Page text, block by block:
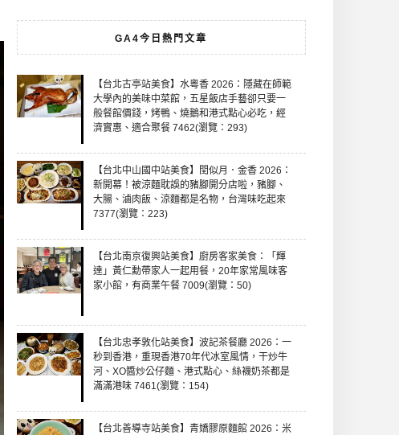
GA4今日熱門文章
【台北古亭站美食】水粵香 2026：隱藏在師範
大學內的美味中菜館，五星飯店手藝卻只要一
般餐館價錢，烤鴨、燒鵝和港式點心必吃，經
濟實惠、適合聚餐 7462(瀏覽：293)
【台北中山國中站美食】閏似月．金香 2026：
新開幕！被涼麵耽誤的豬腳開分店啦，豬腳、
大腸、滷肉飯、涼麵都是名物，台灣味吃起來
7377(瀏覽：223)
【台北南京復興站美食】廚房客家美食：「輝
達」黃仁勳帶家人一起用餐，20年家常風味客
家小館，有商業午餐 7009(瀏覽：50)
【台北忠孝敦化站美食】波記茶餐廳 2026：一
秒到香港，重現香港70年代冰室風情，干炒牛
河、XO醬炒公仔麵、港式點心、絲襪奶茶都是
滿滿港味 7461(瀏覽：154)
【台北善導寺站美食】青嬌膠原麵館 2026：米